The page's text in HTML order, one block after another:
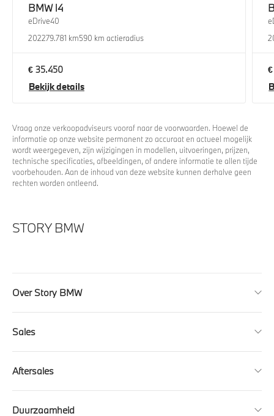
BMW i4
eDrive40
202279.781 km590 km actieradius
€ 35.450
Bekijk details
Vraag onze verkoopadviseurs vooraf naar de voorwaarden. Hoewel de
informatie op onze website permanent zo accuraat en actueel mogelijk
wordt weergegeven, zijn wijzigingen in modellen, uitvoeringen, prijzen,
technische specificaties, afbeeldingen, of andere informatie te allen tijde
voorbehouden. Aan de inhoud van deze website kunnen derhalve geen
rechten worden ontleend.
STORY BMW
Over Story BMW
Sales
Aftersales
Duurzaamheid